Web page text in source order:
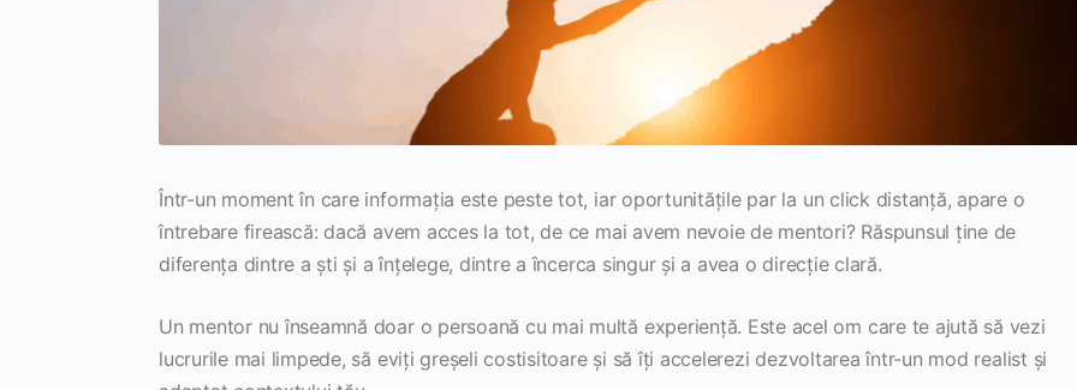
Într-un moment în care informația este peste tot, iar oportunitățile par la un click distanță, apare o
întrebare firească: dacă avem acces la tot, de ce mai avem nevoie de mentori? Răspunsul ține de
diferența dintre a ști și a înțelege, dintre a încerca singur și a avea o direcție clară.
Un mentor nu înseamnă doar o persoană cu mai multă experiență. Este acel om care te ajută să vezi
lucrurile mai limpede, să eviți greșeli costisitoare și să îți accelerezi dezvoltarea într-un mod realist și